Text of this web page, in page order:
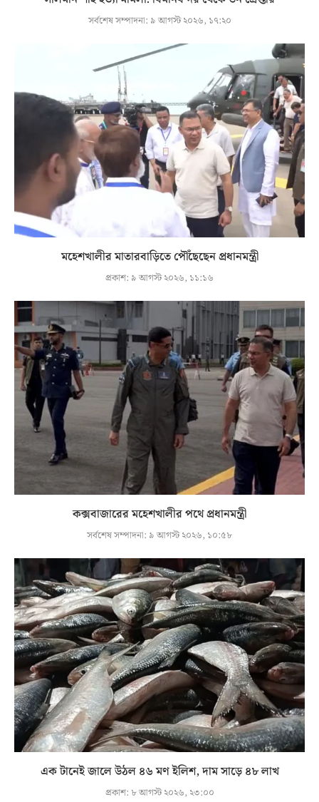
সর্বশেষ সম্পাদনা: ৯ আগস্ট ২০২৬, ১৭:২০
মহেশখালীর মাতারবাড়িতে পৌঁছেছেন প্রধানমন্ত্রী
প্রকাশ: ৯ আগস্ট ২০২৬, ১১:১৬
কক্সবাজারের মহেশখালীর পথে প্রধানমন্ত্রী
সর্বশেষ সম্পাদনা: ৯ আগস্ট ২০২৬, ১০:৫৮
এক টানেই জালে উঠল ৪৬ মণ ইলিশ, দাম সাড়ে ৪৮ লাখ
প্রকাশ: ৮ আগস্ট ২০২৬, ২৩:০০